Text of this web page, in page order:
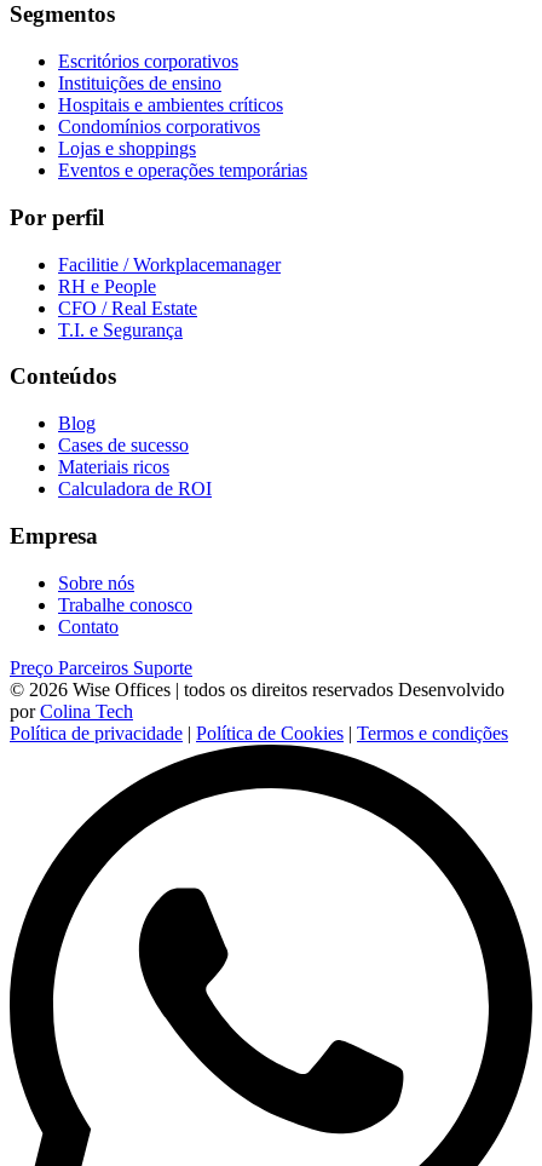
Segmentos
Escritórios corporativos
Instituições de ensino
Hospitais e ambientes críticos
Condomínios corporativos
Lojas e shoppings
Eventos e operações temporárias
Por perfil
Facilitie / Workplacemanager
RH e People
CFO / Real Estate
T.I. e Segurança
Conteúdos
Blog
Cases de sucesso
Materiais ricos
Calculadora de ROI
Empresa
Sobre nós
Trabalhe conosco
Contato
Preço Parceiros Suporte
© 2026 Wise Offices | todos os direitos reservados Desenvolvido
porColina Tech
Política de privacidade | Política de Cookies | Termos e condições